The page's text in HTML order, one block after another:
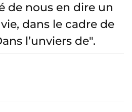
de nous en dire un
dans le cadre de
l’unviers de".